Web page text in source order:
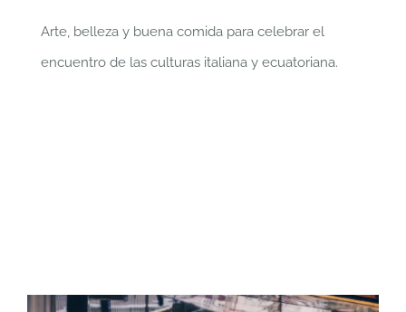
Arte, belleza y buena comida para celebrar el
encuentro de las culturas italiana y ecuatoriana.